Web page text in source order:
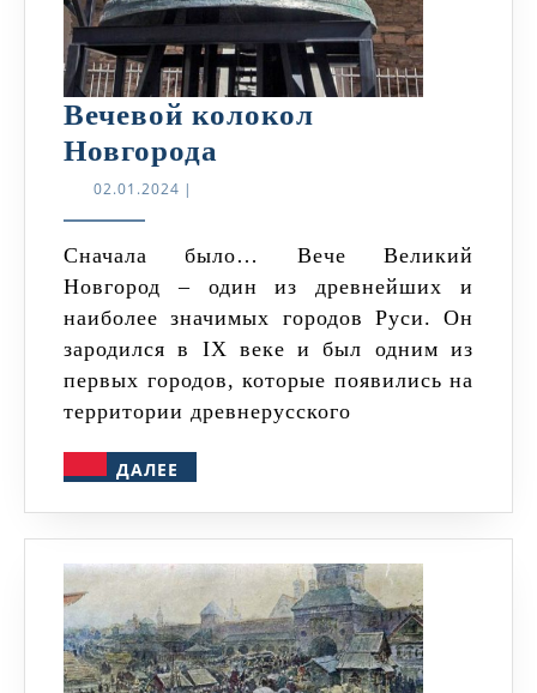
Вечевой колокол
Новгорода
02.01.2024 02.01.2024
|
Сначала было… Вече Великий
Новгород – один из древнейших и
наиболее значимых городов Руси. Он
зародился в IX веке и был одним из
первых городов, которые появились на
территории древнерусского
ДАЛЕЕ